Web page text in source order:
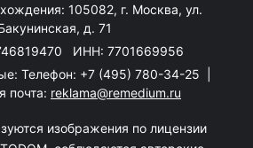
105082, г. Москва, ул.
д. 71
ИНН: 7701669956
Телефон: +7 (495) 780-34-25
почта: reklama@remedium.ru
изображения по лицензии